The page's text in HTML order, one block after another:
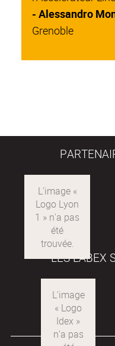
- Alessandro
Grenoble
Logo
Lyon
LES LABEX
Logo
Idex